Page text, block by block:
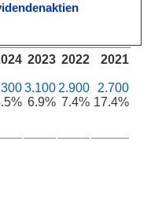
2023
3.100
6.9%
2022
2.900
7.4%
2021
2.700
17.4%